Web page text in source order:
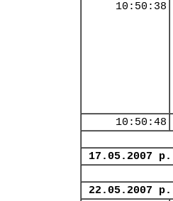
10:50:38
10:50:48
17.05.2007 р.
22.05.2007 р.